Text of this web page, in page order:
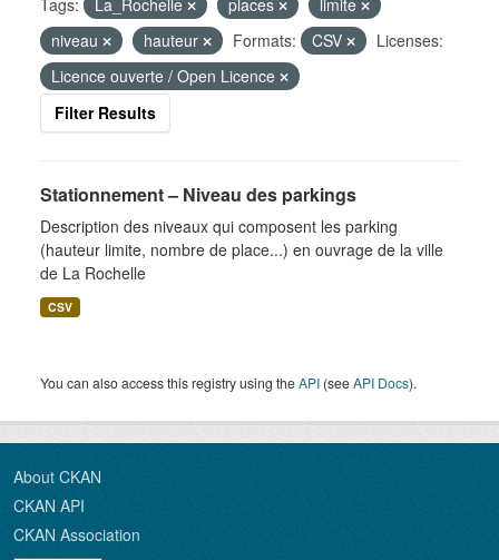
Tags: La_Rochelle places
limite
niveau
hauteur Formats: CSV
Licenses:
Licence ouverte / Open Licence
Filter Results
Stationnement – Niveau des parkings
Description des niveaux qui composent les parking
(hauteur limite, nombre de place...) en ouvrage de la ville
de La Rochelle
CSV
You can also access this registry using theAPI (seeAPI Docs).
About CKAN
CKAN API
CKAN Association